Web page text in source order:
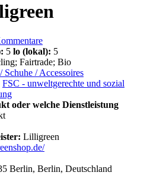
5 lo (lokal): 5
Fairtrade; Bio
Schuhe / Accessoires
FSC - unweltgerechte und sozial
oder welche Dienstleistung
Lilligreen
Berlin, Berlin, Deutschland